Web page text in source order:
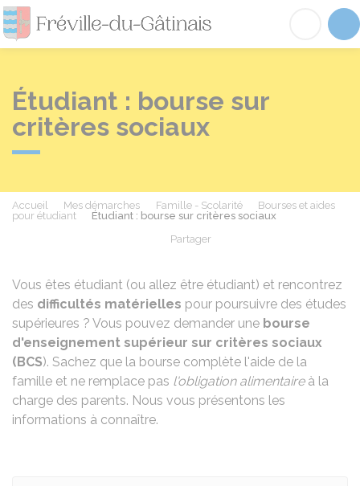
Fréville-du-
Étudiant : bourse sur
critères sociaux
Accueil Mes démarches Famille - Scolarité
Bourses et aides
pour étudiant
Étudiant : bourse sur critères sociaux
Partager
Vous êtes étudiant (ou allez être étudiant) et rencontrez
des difficultés matérielles pour poursuivre des études
supérieures ? Vous pouvez demander une bourse
d'enseignement supérieur sur critères sociaux
(BCS). Sachez que la bourse complète l'aide de la
famille et ne remplace pas l'obligation alimentaireà la
charge des parents. Nous vous présentons les
informations à connaître.